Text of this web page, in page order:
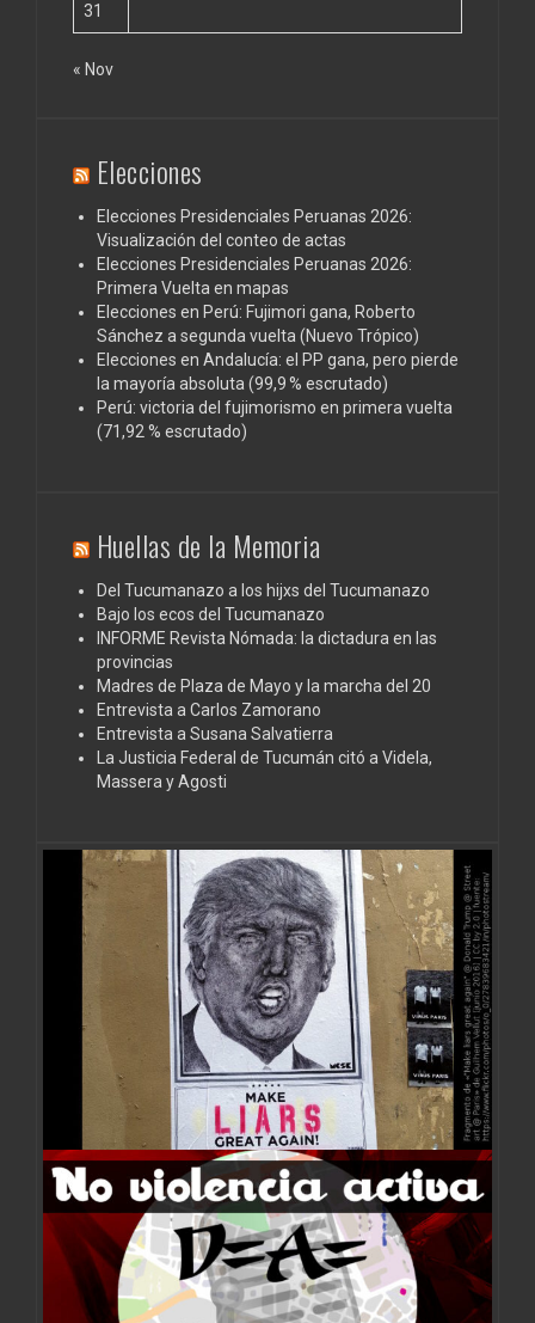
31
« Nov
Elecciones
Elecciones Presidenciales Peruanas 2026:
Visualización del conteo de actas
Elecciones Presidenciales Peruanas 2026:
Primera Vuelta en mapas
Elecciones en Perú: Fujimori gana, Roberto
Sánchez a segunda vuelta (Nuevo Trópico)
Elecciones en Andalucía: el PP gana, pero pierde
la mayoría absoluta (99,9 % escrutado)
Perú: victoria del fujimorismo en primera vuelta
(71,92 % escrutado)
Huellas de la Memoria
Del Tucumanazo a los hijxs del Tucumanazo
Bajo los ecos del Tucumanazo
INFORME Revista Nómada: la dictadura en las
provincias
Madres de Plaza de Mayo y la marcha del 20
Entrevista a Carlos Zamorano
Entrevista a Susana Salvatierra
La Justicia Federal de Tucumán citó a Videla,
Massera y Agosti